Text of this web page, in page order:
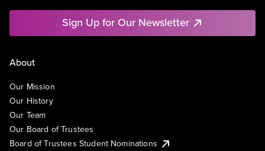
Sign Up for Our Newsletter
About
Our Mission
Our History
Our Team
Our Board of Trustees
Board of Trustees Student Nominations